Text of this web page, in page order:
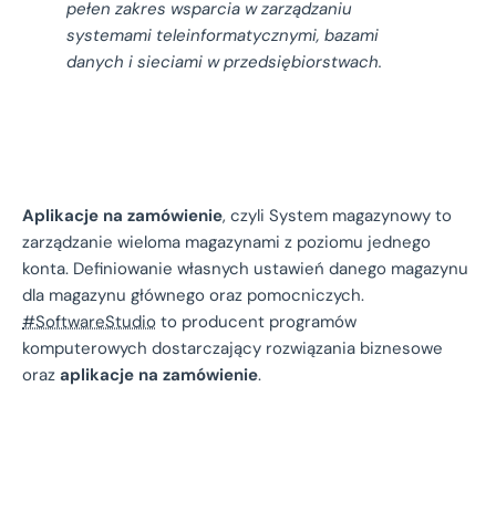
pełen zakres wsparcia w zarządzaniu
systemami teleinformatycznymi, bazami
danych i sieciami w przedsiębiorstwach.
Aplikacje na zamówienie, czyli System magazynowy to
zarządzanie wieloma magazynami z poziomu jednego
konta. Definiowanie własnych ustawień danego magazynu
dla magazynu głównego oraz pomocniczych.
#SoftwareStudio to producent programów
komputerowych dostarczający rozwiązania biznesowe
oraz aplikacje na zamówienie.